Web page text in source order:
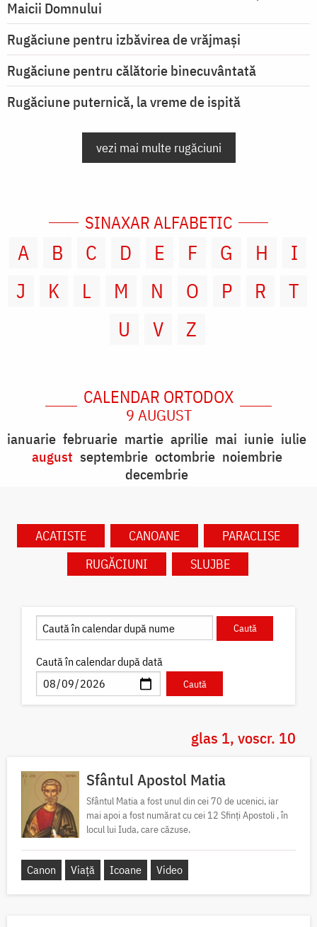
Maicii Domnului
Rugăciune pentru izbăvirea de vrăjmași
Rugăciune pentru călătorie binecuvântată
Rugăciune puternică, la vreme de ispită
vezi mai multe rugăciuni
SINAXAR ALFABETIC
A B C D E F G H
I
J
K L M N O P R
T
U
V Z
CALENDAR ORTODOX
9 AUGUST
ianuarie februarie martie aprilie mai iunie iulie
august septembrie octombrie noiembrie
decembrie
ACATISTE CANOANE
PARACLISE
RUGĂCIUNI
SLUJBE
Caută în calendar după dată
glas 1, voscr. 10
Sfântul Apostol Matia
Sfântul Matia a fost unul din cei 70 de ucenici, iar
mai apoi a fost numărat cu cei 12 Sfinți Apostoli , în
locul lui Iuda, care căzuse.
Canon Viață Icoane Video